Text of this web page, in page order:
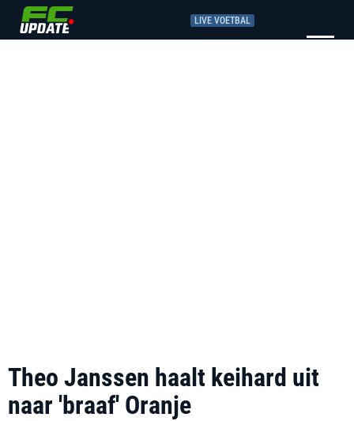
LIVE VOETBAL
Theo Janssen haalt keihard uit
naar 'braaf' Oranje